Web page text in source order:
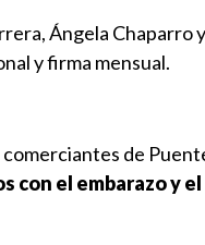
Ángela Chaparro
y firma mensual.
comerciantes de
con el embarazo y